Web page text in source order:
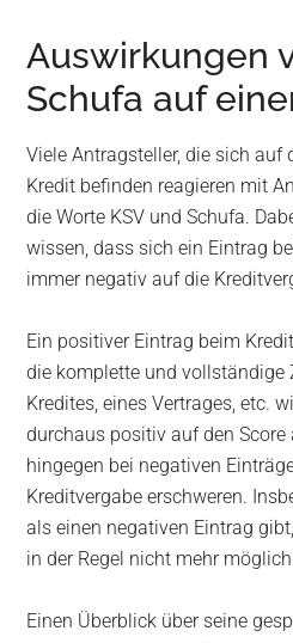
Auswirkungen
Schufa auf
Viele Antragsteller, die sich auf
Kredit befinden reagieren mit
die Worte KSV und Schufa.
wissen, dass sich ein Eintrag
immer negativ auf die
Ein positiver Eintrag beim
die komplette und vollständige
Kredites, eines Vertrages, etc.
durchaus positiv auf den
hingegen bei negativen
Kreditvergabe erschweren.
als einen negativen Eintrag
in der Regel nicht mehr
Einen Überblick über seine